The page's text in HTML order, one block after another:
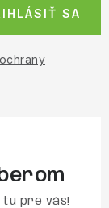
SA
tu pre vás!